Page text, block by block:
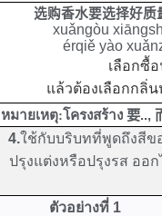
选购香水要选择好质
xuǎngòu
érqiě yào
เลือกซื้
แล้วต้องเลือกกลิ่
หมายเหตุ:โครงสร้าง要..,
4.ใช้กับบริบทที่พูดถึงสีข
ปรุงแต่งหรือปรุงรส ออ
ตัวอย่างที่ 1